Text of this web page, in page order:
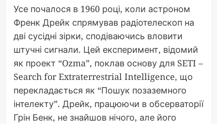
Усе почалося в 1960 році, коли астроном
Френк Дрейк спрямував радіотелескоп на
дві сусідні зірки, сподіваючись вловити
штучні сигнали. Цей експеримент, відомий
як проект “Ozma”, поклав основу для SETI –
Search for Extraterrestrial Intelligence, що
перекладається як “Пошук позаземного
інтелекту”. Дрейк, працюючи в обсерваторії
Грін Бенк, не знайшов нічого, але його